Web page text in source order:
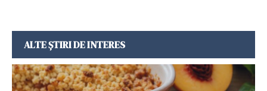
ALTE ȘTIRI DE INTERES